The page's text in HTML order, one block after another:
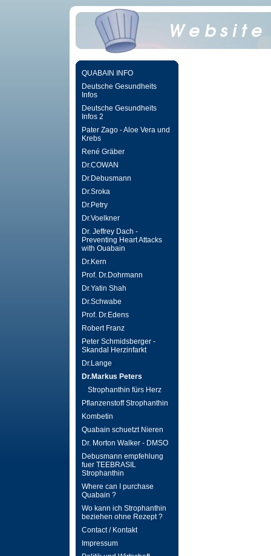
QUABAIN INFO
Deutsche Gesundheits
Infos
Deutsche Gesundheits
Infos 2
Pater Zago - Aloe Vera und
Krebs
René Gräber
Dr.COWAN
Dr.Debusmann
Dr.Sroka
Dr.Petry
Dr.Voelkner
Dr. Jeffrey Dach -
Preventing Heart Attacks
with Ouabain
Dr.Kern
Prof. Dr.Dohrmann
Dr.Yatin Shah
Dr.Schwabe
Prof. Dr.Edens
Robert Franz
Peter Schmidsberger -
Skandal Herzinfarkt
Dr.Lange
Dr.Markus Peters
Strophanthin fürs Herz
Pflanzenstoff Strophanthin
Kombetin
Quabain schuetzt Nieren
Dr. Morton Walker - DMSO
Debusmann empfehlung
fuer TEEBRASIL
Strophanthin
Where can I purchase
Quabain ?
Wo kann ich Strophanthin
beziehen ohne Rezept ?
Contact / Kontakt
Impressum